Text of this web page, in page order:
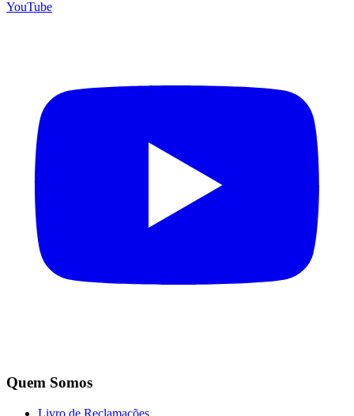
YouTube
Quem Somos
Livro de Reclamações